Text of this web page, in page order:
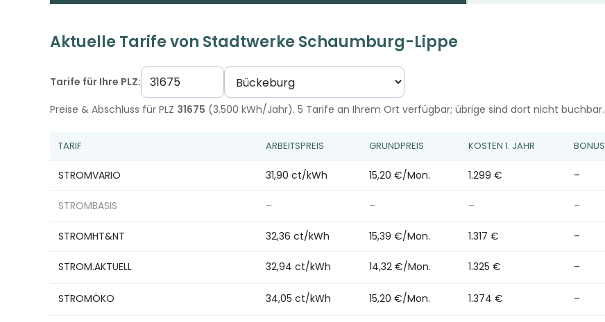
Aktuelle Tarife von Stadtwerke Schaumburg-Lippe
Tarife für Ihre PLZ:
Preise & Abschluss für PLZ 31675 (3.500 kWh/Jahr). 5 Tarife an Ihrem Ort verfügbar; übrige sind dort nicht buchbar.
TARIF ARBEITSPREIS GRUNDPREIS KOSTEN 1. JAHR BONUS
STROMVARIO 31,90 ct/kWh 15,20 €/Mon. 1.299 € –
STROMBASIS – – – –
STROMHT&NT 32,36 ct/kWh 15,39 €/Mon. 1.317 € –
STROM.AKTUELL 32,94 ct/kWh 14,32 €/Mon. 1.325 € –
STROMÖKO 34,05 ct/kWh 15,20 €/Mon. 1.374 € –